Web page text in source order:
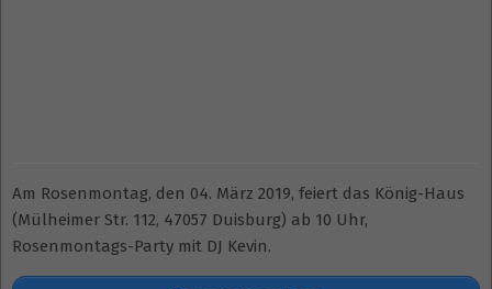
Am Rosenmontag, den 04. März 2019, feiert das König-Haus
(Mülheimer Str. 112, 47057 Duisburg) ab 10 Uhr,
Rosenmontags-Party mit DJ Kevin.